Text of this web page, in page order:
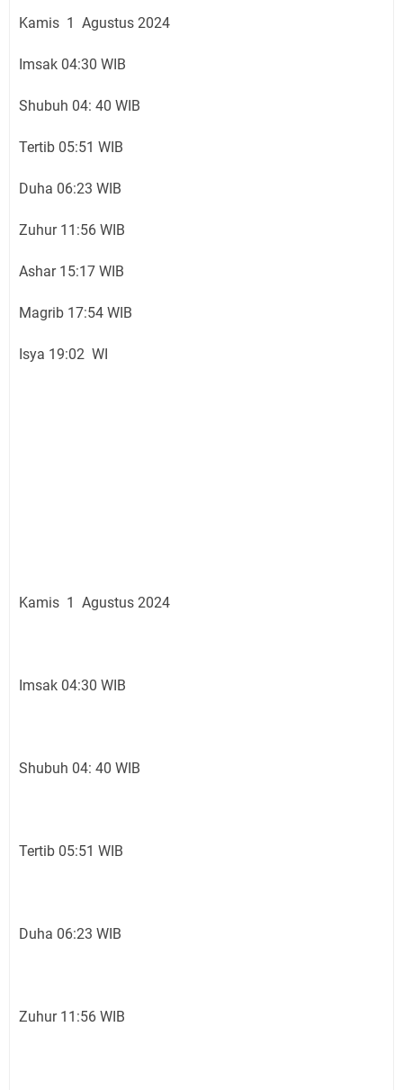
Kamis 1 Agustus 2024
Imsak 04:30 WIB
Shubuh 04: 40 WIB
Tertib 05:51 WIB
Duha 06:23 WIB
Zuhur 11:56 WIB
Ashar 15:17 WIB
Magrib 17:54 WIB
Isya 19:02 WI
Kamis 1 Agustus 2024
Imsak 04:30 WIB
Shubuh 04: 40 WIB
Tertib 05:51 WIB
Duha 06:23 WIB
Zuhur 11:56 WIB